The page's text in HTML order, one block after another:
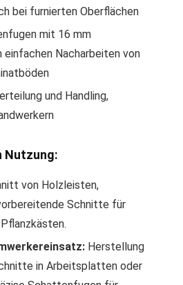
bei furnierten Oberflächen
mit 16 mm
einfachen Nacharbeiten von
und Handling,
Nutzung:
von Holzleisten,
Schnitte für
Herstellung
in Arbeitsplatten oder